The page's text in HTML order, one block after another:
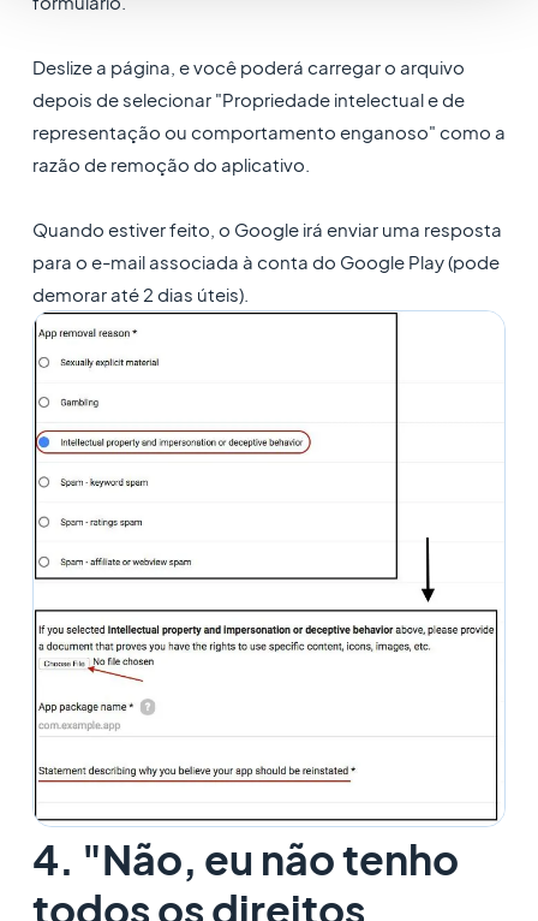
Deslize a página, e você poderá carregar o arquivo
depois de selecionar "Propriedade intelectual e de
representação ou comportamento enganoso" como a
razão de remoção do aplicativo.
Quando estiver feito, o Google irá enviar uma resposta
para o e-mail associada à conta do Google Play (pode
demorar até 2 dias úteis).
4. "Não, eu não tenho
todos os direitos